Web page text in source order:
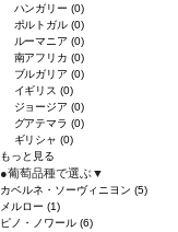
ハンガリー(0)
ポルトガル(0)
ルーマニア(0)
南アフリカ(0)
ブルガリア(0)
イギリス(0)
ジョージア(0)
グアテマラ(0)
ギリシャ(0)
もっと見る
●葡萄品種で選ぶ▼
カベルネ・ソーヴィニヨン (5)
メルロー (1)
ピノ・ノワール (6)